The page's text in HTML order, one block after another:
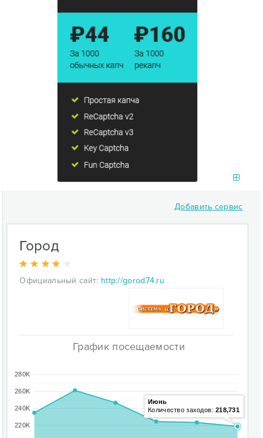
Добавить сервис
Город
Официальный сайт: http://gorod74.ru
График посещаемости
220K
240K
260K
280K
Июнь
Количество заходов: 218,731